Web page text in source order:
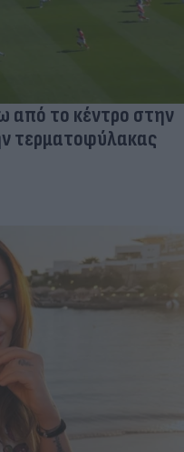
από το κέντρο στην
τερματοφύλακας